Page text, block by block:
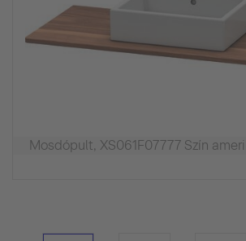
Mosdópult, XS061F07777 Szín